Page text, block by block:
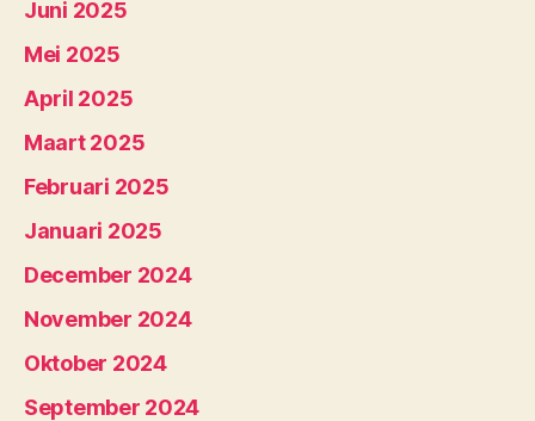
Juni 2025
Mei 2025
April 2025
Maart 2025
Februari 2025
Januari 2025
December 2024
November 2024
Oktober 2024
September 2024